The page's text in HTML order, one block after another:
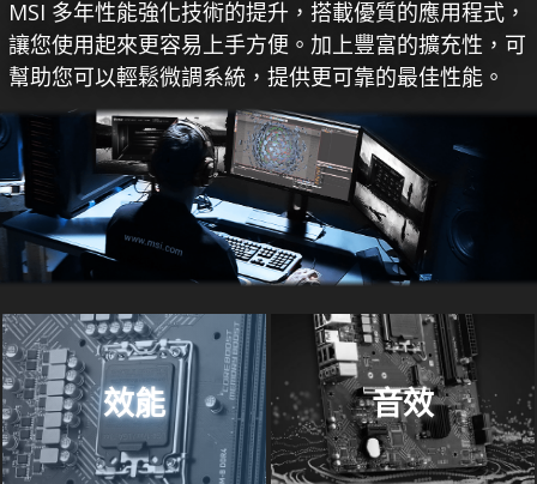
MSI 多年性能強化技術的提升，搭載優質的應用程式，
讓您使用起來更容易上手方便。加上豐富的擴充性，可
幫助您可以輕鬆微調系統，提供更可靠的最佳性能。
效能 音效